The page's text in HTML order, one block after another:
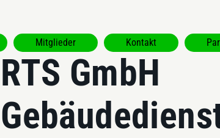
Mitglieder Kontakt
RTS GmbH